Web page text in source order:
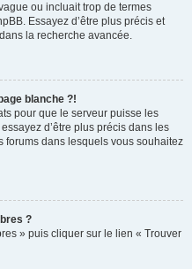
ou incluait trop de termes
Essayez d’être plus précis et
la recherche avancée.
blanche ?!
pour que le serveur puisse les
d’être plus précis dans les
forums dans lesquels vous souhaitez
?
» puis cliquer sur le lien « Trouver